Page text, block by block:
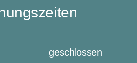
geschlossen